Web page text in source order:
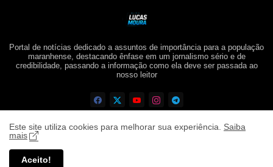
Portal de notícias dedicado a assuntos de importância para a população
maranhense, destacando ênfase em um jornalismo sério e de
credibilidade, passando a informação como ela deve ser passada ao
nosso leitor
Este site utiliza cookies para melhorar sua experiência. Saiba
mais
Aceito!